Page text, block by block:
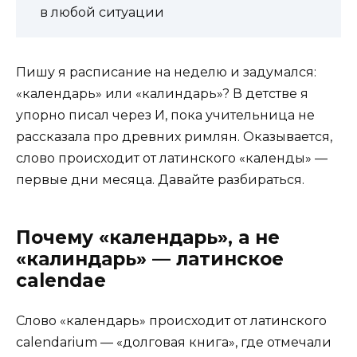
в любой ситуации
Пишу я расписание на неделю и задумался:
«календарь» или «калиндарь»? В детстве я
упорно писал через И, пока учительница не
рассказала про древних римлян. Оказывается,
слово происходит от латинского «календы» —
первые дни месяца. Давайте разбираться.
Почему «календарь», а не
«калиндарь» — латинское
calendae
Слово «календарь» происходит от латинского
calendarium — «долговая книга», где отмечали